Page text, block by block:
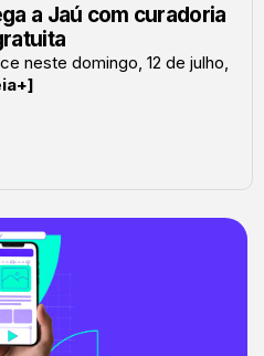
a Jaú com curadoria
neste domingo, 12 de julho,